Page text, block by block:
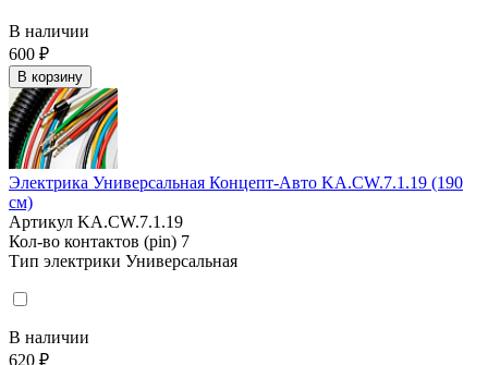
В наличии
600 ₽
В корзину
Электрика Универсальная Концепт-Авто KA.CW.7.1.19 (190
см)
Артикул KA.CW.7.1.19
Кол-во контактов (pin) 7
Тип электрики Универсальная
В наличии
620 ₽